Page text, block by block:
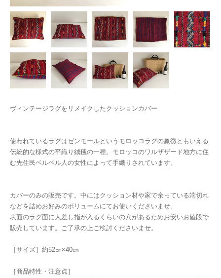
ヴィンテージラグをリメイクしたクッションカバー
使われているラグはゼンモールというモロッコラグの象徴ともいえる
伝統的な様式の平織り絨毯の一種。モロッコのワルザザード地方に住
む先住民ベルベル人の女性によって手織りされています。
カバーのみの販売です。中にはクッション材や家で余っている端切れ
などを詰めお好みのボリュームにてお使いくださいませ。
表面のラグ面に人差し指が入るくらいの穴があるためお安いお値段で
販売しています。ご了承の上ご検討くださいませ。
［サイズ］約52㎝×40㎝
［商品特性・注意点］